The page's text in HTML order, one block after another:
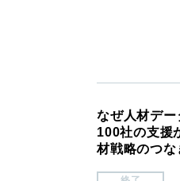
なぜ人材デー
100社の支援
材戦略のつ